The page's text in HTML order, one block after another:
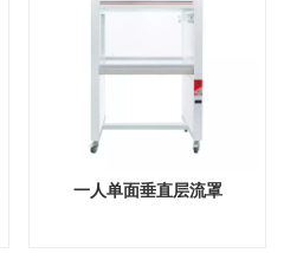
一人单面垂直层流罩